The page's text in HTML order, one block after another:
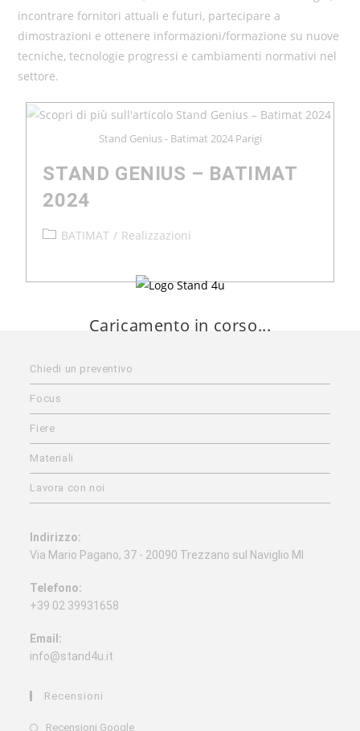
Caricamento in corso...
incontrare fornitori attuali e futuri, partecipare a
dimostrazioni e ottenere informazioni/formazione su nuove
tecniche, tecnologie progressi e cambiamenti normativi nel
settore.
Stand Genius - Batimat 2024 Parigi
STAND GENIUS – BATIMAT
2024
BATIMAT / Realizzazioni
Chiedi un preventivo
Focus
Fiere
Materiali
Lavora con noi
Indirizzo:
Via Mario Pagano, 37 - 20090 Trezzano sul Naviglio MI
Telefono:
+39 02 39931658
Email:
info@stand4u.it
Recensioni
Recensioni Google